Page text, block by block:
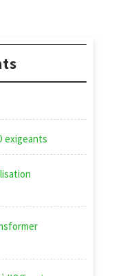
exigeants